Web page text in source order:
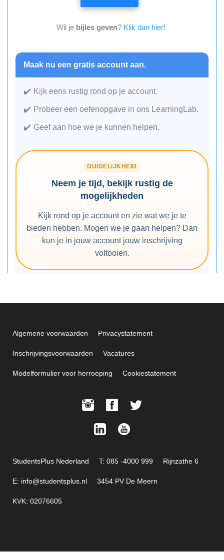
Wil je bijles geven? Klik dan hier!
Maak nu een gratis account aan.
Kijk eens rustig rond op je account.
Probeer een oefenopgave in ons LearningLab.
Geef aan hoe we je kunnen helpen.
DUIDELIJKHEID
Neem je tijd, bekijk rustig de
mogelijkheden
Kijk rond op je account en zie wat we je te
bieden hebben. Mogen we je gaan helpen? Dan
kun je in jouw account jouw inschrijving
voltooien.
Algemene voorwaarden Privacystatement
Inschrijvingsvoorwaarden Vacatures
Modelformulier voor herroeping Cookiestatement
StudentsPlus Nederland T: 085 -4000 999 Rijnzathe 6
E: info@studentsplus.nl 3454 PV De Meern
KVK: 02076605